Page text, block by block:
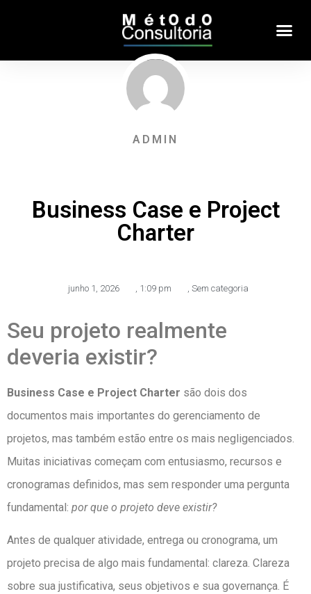
ADMIN
Business Case e Project
Charter
junho 1, 2026 1:09 pm Sem categoria
Seu projeto realmente
deveria existir?
Business Case e Project Charter são dois dos
documentos mais importantes do gerenciamento de
projetos, mas também estão entre os mais negligenciados.
Muitas iniciativas começam com entusiasmo, recursos e
cronogramas definidos, mas sem responder uma pergunta
fundamental: por que o projeto deve existir?
Antes de qualquer atividade, entrega ou cronograma, um
projeto precisa de algo mais fundamental: clareza. Clareza
sobre sua justificativa, seus objetivos e sua governança. É